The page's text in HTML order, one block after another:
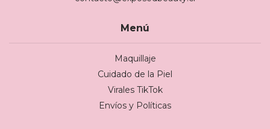
Menú
Maquillaje
Cuidado de la Piel
Virales TikTok
Envíos y Políticas